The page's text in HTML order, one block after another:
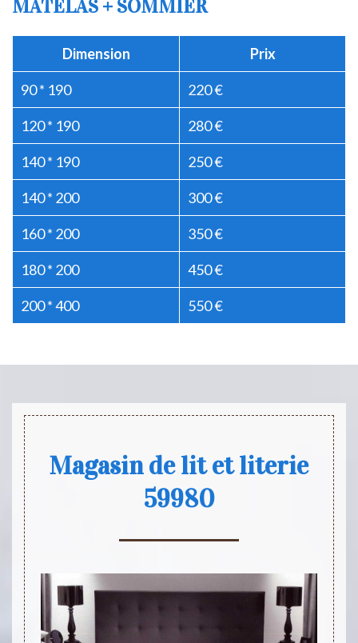
MATELAS + SOMMIER
Dimension Prix
90 * 190 220 €
120 * 190 280 €
140 * 190 250 €
140 * 200 300 €
160 * 200 350 €
180 * 200 450 €
200 * 400 550 €
Magasin de lit et literie
59980